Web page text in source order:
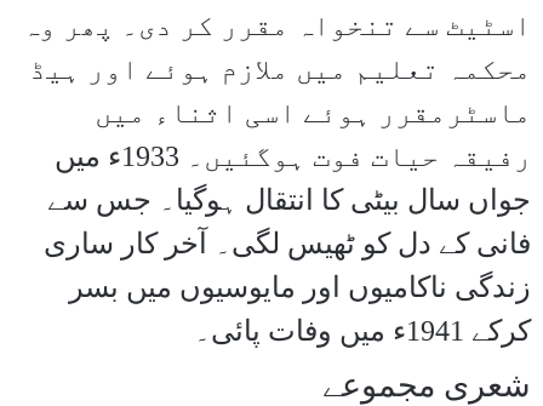
اسٹیٹ سے تنخواہ مقرر کر دی۔ پھر وہ
محکمہ تعلیم میں ملازم ہوئے اور ہیڈ
ماسٹرمقرر ہوئے اسی اثناء میں
رفیقہ حیات فوت ہوگئیں۔ 1933ء میں
جواں سال بیٹی کا انتقال ہوگیا۔ جس سے
فانی کے دل کو ٹھیس لگی۔ آخر کار ساری
زندگی ناکامیوں اور مایوسیوں میں بسر
کرکے 1941ء میں وفات پائی۔
شعری مجموعے